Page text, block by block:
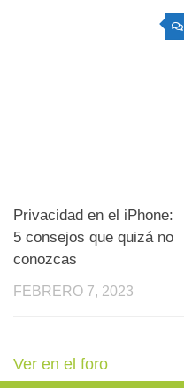
Privacidad en el iPhone:
5 consejos que quizá no
conozcas
FEBRERO 7, 2023
Ver en el foro